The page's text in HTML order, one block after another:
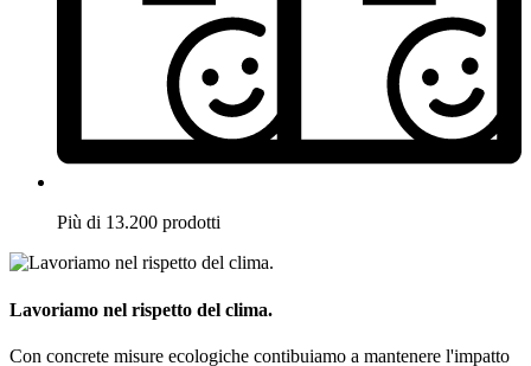
Più di 13.200 prodotti
Lavoriamo nel rispetto del clima.
Con concrete misure ecologiche contibuiamo a mantenere l'impatto